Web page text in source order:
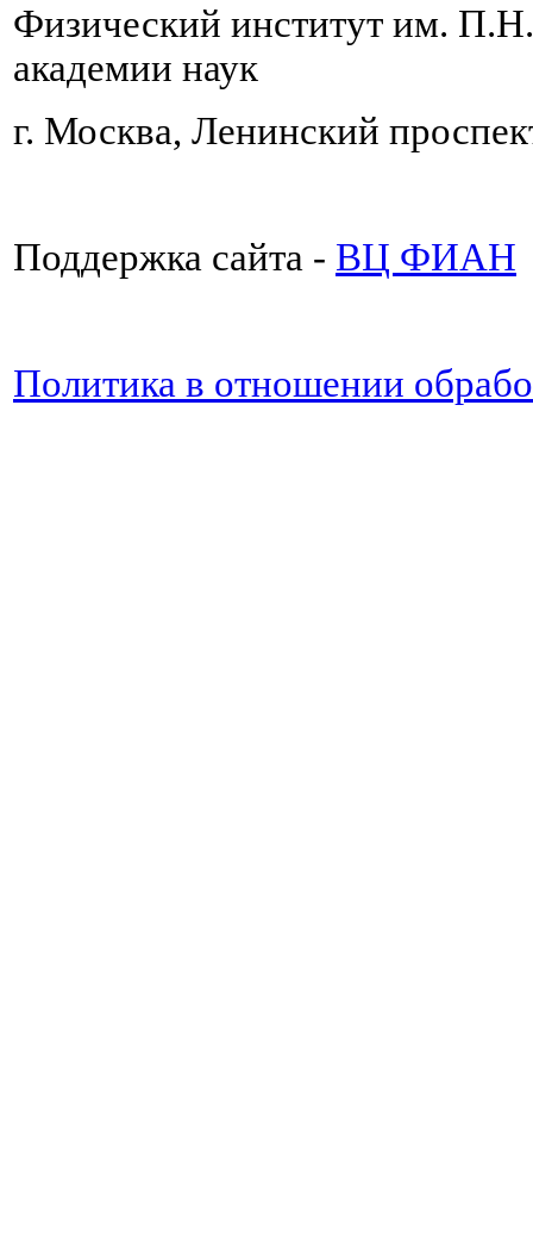
Физический институт им.
академии наук
г. Москва, Ленинский
Поддержка сайта - ВЦ ФИАН
Политика в отношении